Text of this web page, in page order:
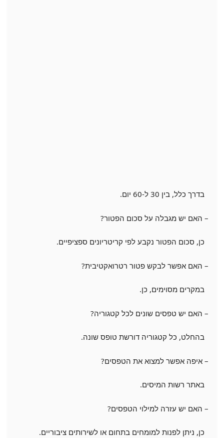
בדרך כלל, בין 30 ל-60 יום.
– האם יש מגבלה על סכום הפטור?
כן, סכום הפטור נקבע לפי קריטריונים ספציפיים.
– האם אפשר לבקש פטור רטרואקטיבית?
במקרים מסוימים, כן.
– האם יש טפסים שונים לכל קטגוריה?
בהחלט, כל קטגוריה דורשת טופס שונה.
– איפה אפשר למצוא את הטפסים?
באתר רשות המיסים.
– האם יש עזרה למילוי הטפסים?
כן, ניתן לפנות למומחים בתחום או לשירותים ציבוריים.